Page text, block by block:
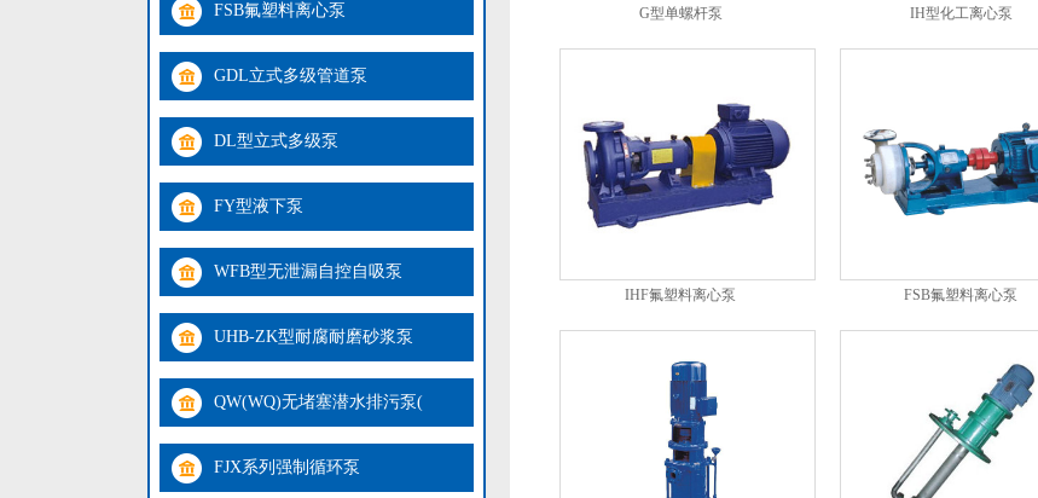
FSB氟塑料离心泵
GDL立式多级管道泵
DL型立式多级泵
FY型液下泵
WFB型无泄漏自控自吸泵
UHB-ZK型耐腐耐磨砂浆泵
QW(WQ)无堵塞潜水排污泵(
FJX系列强制循环泵
G型单螺杆泵 IH型化工离心泵
IHF氟塑料离心泵 FSB氟塑料离心泵